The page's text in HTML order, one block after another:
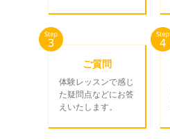
ご質問
体験レッスンで感じ
た疑問点などにお答
えいたします。